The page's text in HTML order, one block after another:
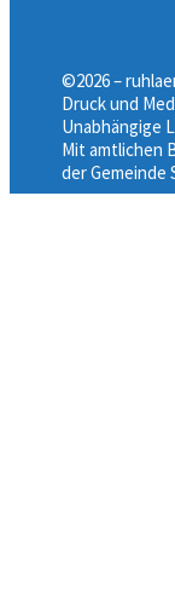
©2026 –
Druck und
Unabhängige
Mit amtlichen
der Gemeinde